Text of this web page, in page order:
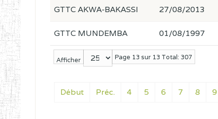
Afficher Page 13 sur 13 Total: 307
Début Préc. 4 5 6 7 8 9
GTTC AKWA-BAKASSI 27/08/2013
GTTC MUNDEMBA 01/08/1997